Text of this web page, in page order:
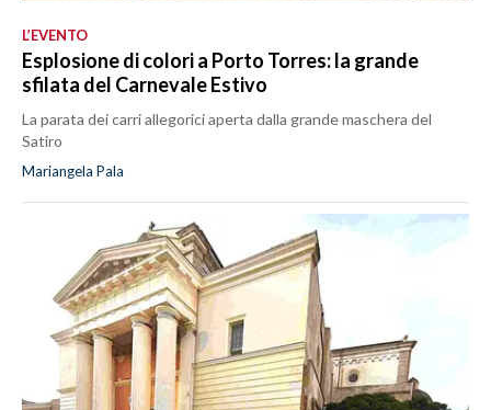
L’EVENTO
Esplosione di colori a Porto Torres: la grande
sfilata del Carnevale Estivo
La parata dei carri allegorici aperta dalla grande maschera del
Satiro
Mariangela Pala